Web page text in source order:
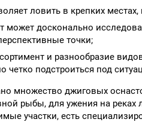
ловить в крепких
может досконально
точки;
и разнообразие
четко подстроиться под
множество джиговых
рыбы, для ужения на реках
участки, есть